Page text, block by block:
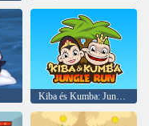
Kiba és Kumba: Jungle Run